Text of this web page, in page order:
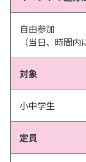
自由参加
（当日、時間内
対象
小中学生
定員